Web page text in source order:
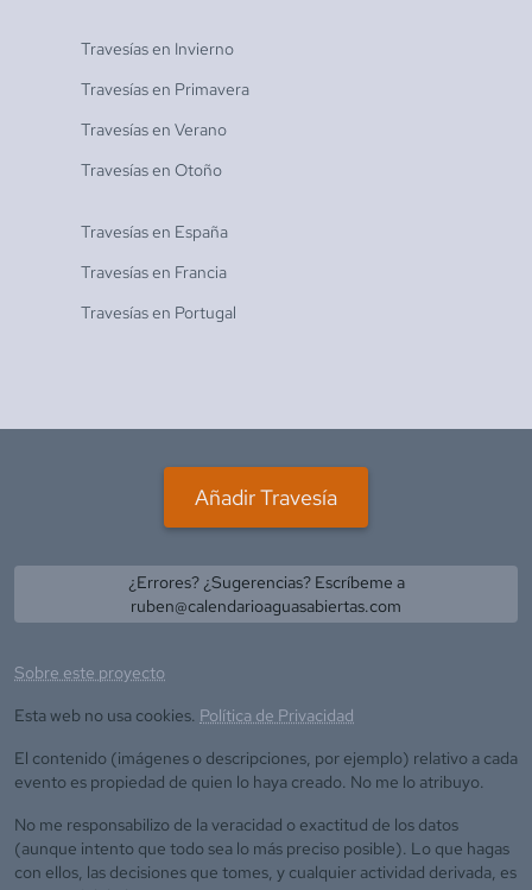
Travesías en Invierno
Travesías en Primavera
Travesías en Verano
Travesías en Otoño
Travesías en España
Travesías en Francia
Travesías en Portugal
Añadir Travesía
¿Errores? ¿Sugerencias? Escríbeme a
ruben@calendarioaguasabiertas.com
Sobre este proyecto
Esta web no usa cookies. Política de Privacidad
El contenido (imágenes o descripciones, por ejemplo) relativo a cada
evento es propiedad de quien lo haya creado. No me lo atribuyo.
No me responsabilizo de la veracidad o exactitud de los datos
(aunque intento que todo sea lo más preciso posible). Lo que hagas
con ellos, las decisiones que tomes, y cualquier actividad derivada, es